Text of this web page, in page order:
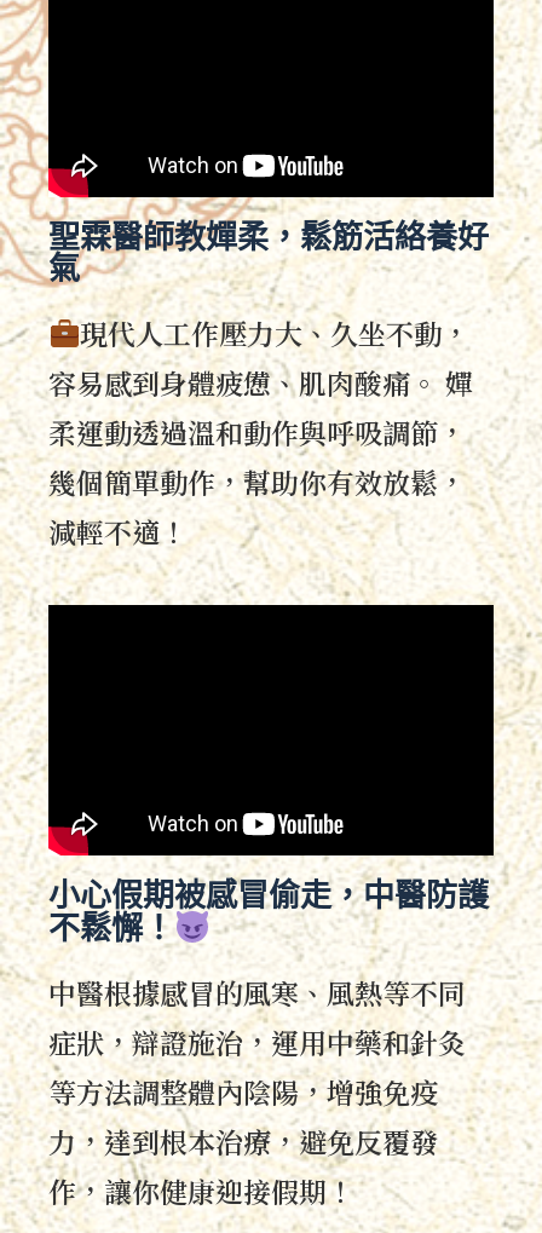
聖霖醫師教嬋柔，鬆筋活絡養好
氣
現代人工作壓力大、久坐不動，
容易感到身體疲憊、肌肉酸痛。 嬋
柔運動透過溫和動作與呼吸調節，
幾個簡單動作，幫助你有效放鬆，
減輕不適！
小心假期被感冒偷走，中醫防護
不鬆懈！
中醫根據感冒的風寒、風熱等不同
症狀，辯證施治，運用中藥和針灸
等方法調整體內陰陽，增強免疫
力，達到根本治療，避免反覆發
作，讓你健康迎接假期！